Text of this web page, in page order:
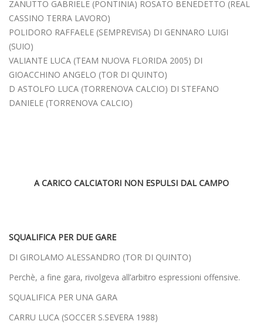
ZANUTTO GABRIELE (PONTINIA) ROSATO BENEDETTO (REAL
CASSINO TERRA LAVORO)
POLIDORO RAFFAELE (SEMPREVISA) DI GENNARO LUIGI
(SUIO)
VALIANTE LUCA (TEAM NUOVA FLORIDA 2005) DI
GIOACCHINO ANGELO (TOR DI QUINTO)
D ASTOLFO LUCA (TORRENOVA CALCIO) DI STEFANO
DANIELE (TORRENOVA CALCIO)
A CARICO CALCIATORI NON ESPULSI DAL CAMPO
SQUALIFICA PER DUE GARE
DI GIROLAMO ALESSANDRO (TOR DI QUINTO)
Perchè, a fine gara, rivolgeva all’arbitro espressioni offensive.
SQUALIFICA PER UNA GARA
CARRU LUCA (SOCCER S.SEVERA 1988)